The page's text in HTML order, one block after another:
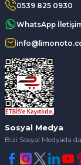
0539 825 0930
WhatsApp
Sosyal Medya
Bizi Sosyal Medyada